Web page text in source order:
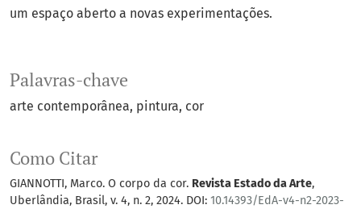
Palavras-chave
arte contemporânea pintura cor
Como Citar
GIANNOTTI, Marco. O corpo da cor. Revista Estado da Arte,
Uberlândia, Brasil, v. 4, n. 2, 2024. DOI: 10.14393/EdA-v4-n2-2023-
um espaço aberto a novas experimentações.